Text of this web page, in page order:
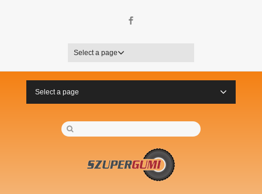
Select a page
Select a page